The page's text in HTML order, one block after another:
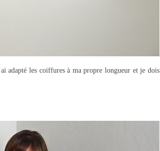
adapté les coiffures à ma propre longueur et je dois